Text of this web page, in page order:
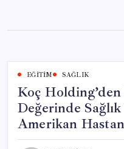
content
EĞITIM SAĞLIK
Koç
Değerinde
Amerikan